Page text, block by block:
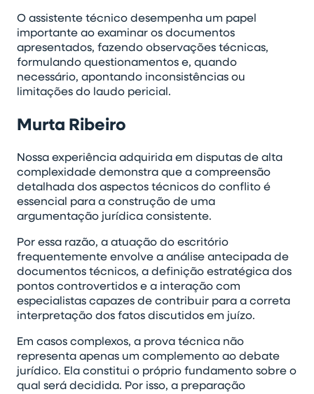
O assistente técnico desempenha um papel
importante ao examinar os documentos
apresentados, fazendo observações técnicas,
formulando questionamentos e, quando
necessário, apontando inconsistências ou
limitações do laudo pericial.
Murta Ribeiro
Nossa experiência adquirida em disputas de alta
complexidade demonstra que a compreensão
detalhada dos aspectos técnicos do conflito é
essencial para a construção de uma
argumentação jurídica consistente.
Por essa razão, a atuação do escritório
frequentemente envolve a análise antecipada de
documentos técnicos, a definição estratégica dos
pontos controvertidos e a interação com
especialistas capazes de contribuir para a correta
interpretação dos fatos discutidos em juízo.
Em casos complexos, a prova técnica não
representa apenas um complemento ao debate
jurídico. Ela constitui o próprio fundamento sobre o
qual será decidida. Por isso, a preparação